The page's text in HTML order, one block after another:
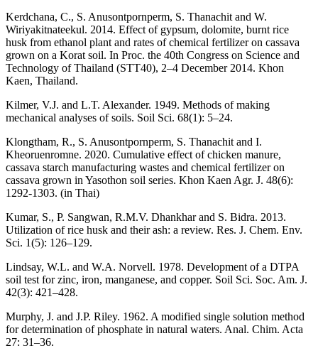
Kerdchana, C., S. Anusontpornperm, S. Thanachit and W.
Wiriyakitnateekul. 2014. Effect of gypsum, dolomite, burnt rice
husk from ethanol plant and rates of chemical fertilizer on cassava
grown on a Korat soil. In Proc. the 40th Congress on Science and
Technology of Thailand (STT40), 2–4 December 2014. Khon
Kaen, Thailand.
Kilmer, V.J. and L.T. Alexander. 1949. Methods of making
mechanical analyses of soils. Soil Sci. 68(1): 5–24.
Klongtham, R., S. Anusontpornperm, S. Thanachit and I.
Kheoruenromne. 2020. Cumulative effect of chicken manure,
cassava starch manufacturing wastes and chemical fertilizer on
cassava grown in Yasothon soil series. Khon Kaen Agr. J. 48(6):
1292-1303. (in Thai)
Kumar, S., P. Sangwan, R.M.V. Dhankhar and S. Bidra. 2013.
Utilization of rice husk and their ash: a review. Res. J. Chem. Env.
Sci. 1(5): 126–129.
Lindsay, W.L. and W.A. Norvell. 1978. Development of a DTPA
soil test for zinc, iron, manganese, and copper. Soil Sci. Soc. Am. J.
42(3): 421–428.
Murphy, J. and J.P. Riley. 1962. A modified single solution method
for determination of phosphate in natural waters. Anal. Chim. Acta
27: 31–36.